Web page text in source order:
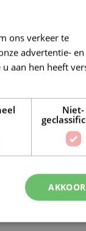
dat
kleuren die
ons verkeer te
advertentie- en
aan hen heeft
Niet-